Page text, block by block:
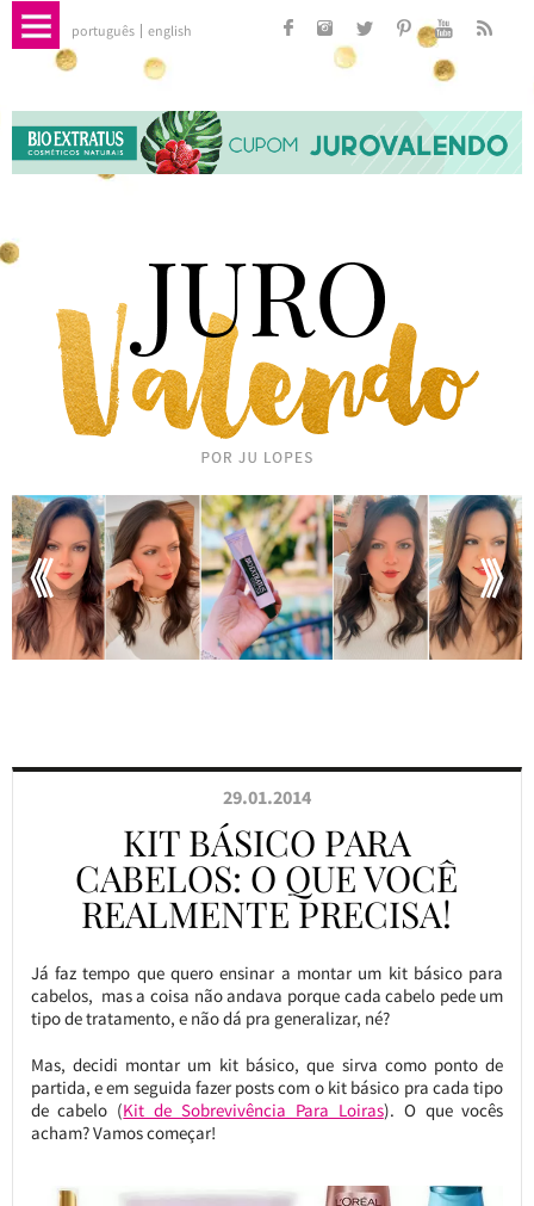
português english
29.01.2014
KIT BÁSICO PARA
CABELOS: O QUE VOCÊ
REALMENTE PRECISA!
Já faz tempo que quero ensinar a montar um kit básico para
cabelos, mas a coisa não andava porque cada cabelo pede um
tipo de tratamento, e não dá pra generalizar, né?
Mas, decidi montar um kit básico, que sirva como ponto de
partida, e em seguida fazer posts com o kit básico pra cada tipo
de cabelo (Kit de Sobrevivência Para Loiras). O que vocês
acham? Vamos começar!